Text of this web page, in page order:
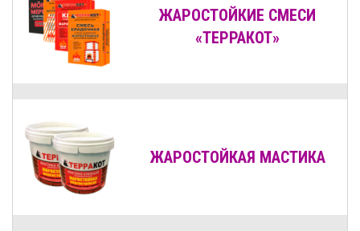
ЖАРОСТОЙКИЕ СМЕСИ
«ТЕРРАКОТ»
ЖАРОСТОЙКАЯ МАСТИКА